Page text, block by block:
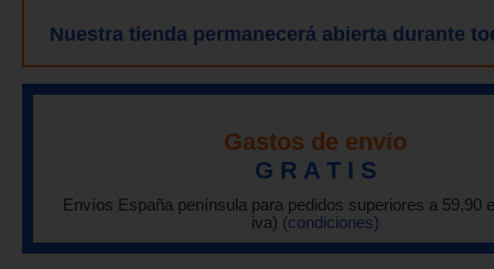
Nuestra tienda permanecerá abierta durante
Gastos de envío
G R A T I S
Envíos España península para pedidos superiores a 59,90
iva) (condiciones)